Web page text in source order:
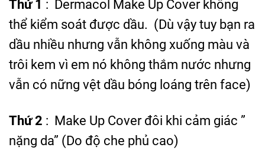
Thứ 1 : Dermacol Make Up Coverkhông
thể kiểm soát được dầu. (Dù vậy tuy bạn ra
dầu nhiều nhưng vẫn không xuống màu và
trôi kem vì em nó không thắm nước nhưng
vẫn có nững vệt dầu bóng loáng trên face)
Thứ 2 : Make Up Cover đôi khi cảm giác ”
nặng da” (Do độ che phủ cao)